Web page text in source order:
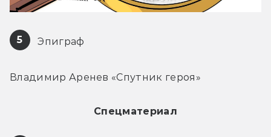
5 Эпиграф
Владимир Аренев «Спутник героя»
Спецматериал